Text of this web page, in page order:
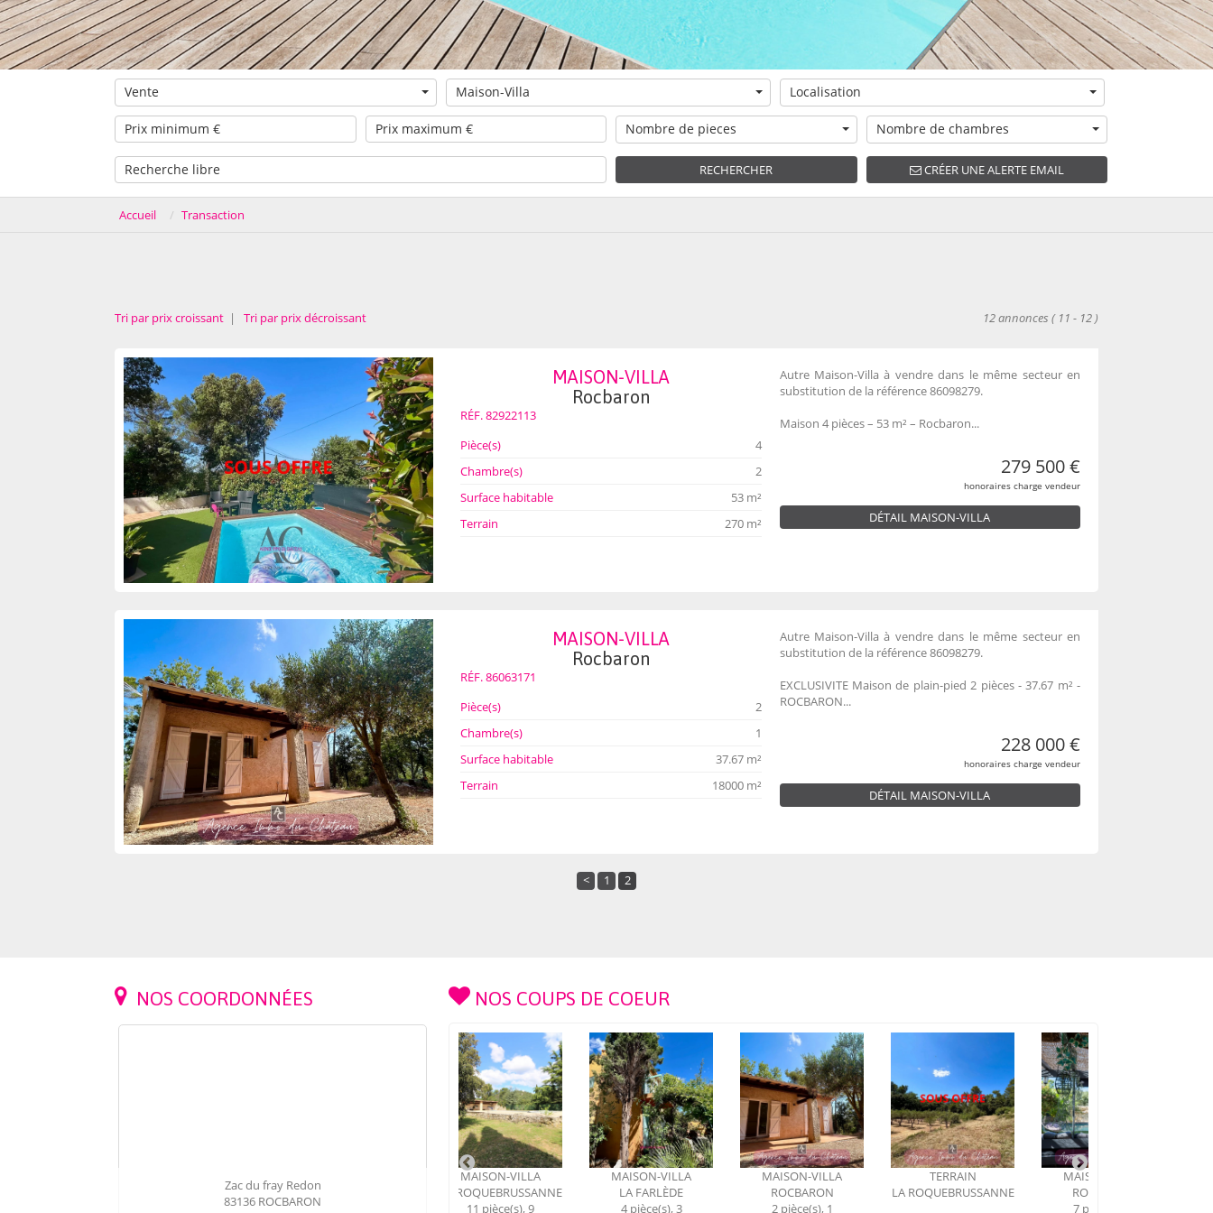
Vente Maison-Villa Localisation
Nombre de pieces Nombre de chambres
RECHERCHER CRÉER UNE ALERTE EMAIL
Accueil Transaction
Tri par prix croissant | Tri par prix décroissant 12 annonces ( 11 - 12 )
MAISON-VILLA
Rocbaron
RÉF. 82922113
Pièce(s)
4
Chambre(s)
2
Surface habitable
53 m²
Terrain
270 m²
Autre Maison-Villa à vendre dans le même secteur en
substitution de la référence 86098279.
Maison 4 pièces – 53 m² – Rocbaron...
279 500 €
honoraires charge vendeur
DÉTAIL MAISON-VILLA
MAISON-VILLA
Rocbaron
RÉF. 86063171
Pièce(s)
2
Chambre(s)
1
Surface habitable
37.67 m²
Terrain
18000 m²
Autre Maison-Villa à vendre dans le même secteur en
substitution de la référence 86098279.
EXCLUSIVITE Maison de plain-pied 2 pièces - 37.67 m² -
ROCBARON...
228 000 €
honoraires charge vendeur
DÉTAIL MAISON-VILLA
< 1 2
NOS COORDONNÉES
Zac du fray Redon
83136 ROCBARON
NOS COUPS DE COEUR
MAISON-VILLA
LA FARLÈDE
4 pièce(s), 3
MAISON-VILLA
ROCBARON
2 pièce(s), 1
TERRAIN
LA ROQUEBRUSSANNE
MAISON-VILLA
ROCBARON